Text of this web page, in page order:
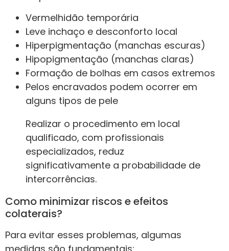
Vermelhidão temporária
Leve inchaço e desconforto local
Hiperpigmentação (manchas escuras)
Hipopigmentação (manchas claras)
Formação de bolhas em casos extremos
Pelos encravados podem ocorrer em
alguns tipos de pele
Realizar o procedimento em local
qualificado, com profissionais
especializados, reduz
significativamente a probabilidade de
intercorrências.
Como minimizar riscos e efeitos
colaterais?
Para evitar esses problemas, algumas